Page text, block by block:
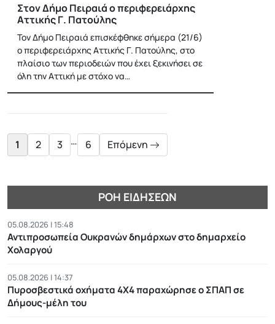
Στον Δήμο Πειραιά ο περιφερειάρχης
Αττικής Γ. Πατούλης
Τον Δήμο Πειραιά επισκέφθηκε σήμερα (21/6)
ο περιφερειάρχης Αττικής Γ. Πατούλης, στο
πλαίσιο των περιοδειών που έχει ξεκινήσει σε
όλη την Αττική με στόχο να…
1 2 3 … 6 Επόμενη
ΡΟΉ ΕΙΔΉΣΕΩΝ
05.08.2026 | 15:48
Αντιπροσωπεία Ουκρανών δημάρχων στο δημαρχείο
Χολαργού
05.08.2026 | 14:37
Πυροσβεστικά οχήματα 4Χ4 παραχώρησε ο ΣΠΑΠ σε
Δήμους-μέλη του